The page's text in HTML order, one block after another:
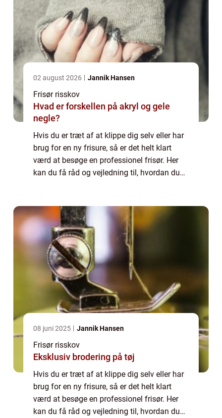
02 august 2026 Jannik Hansen
Frisør risskov
Hvad er forskellen på akryl og gele
negle?
Hvis du er træt af at klippe dig selv eller har
brug for en ny frisure, så er det helt klart
værd at besøge en professionel frisør. Her
kan du få råd og vejledning til, hvordan du
08 juni 2025 Jannik Hansen
Frisør risskov
Eksklusiv brodering på tøj
Hvis du er træt af at klippe dig selv eller har
brug for en ny frisure, så er det helt klart
værd at besøge en professionel frisør. Her
kan du få råd og vejledning til, hvordan du